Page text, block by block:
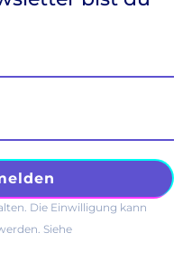
Die Einwilligung kann
Siehe